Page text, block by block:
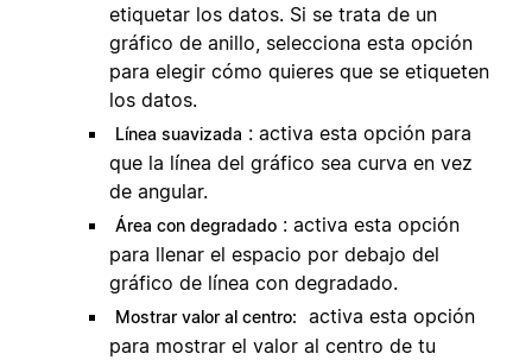
etiquetar los datos. Si se trata de un
gráfico de anillo, selecciona esta opción
para elegir cómo quieres que se etiqueten
los datos.
Línea suavizada : activa esta opción para
que la línea del gráfico sea curva en vez
de angular.
Área con degradado : activa esta opción
para llenar el espacio por debajo del
gráfico de línea con degradado.
Mostrar valor al centro:
activa esta opción
para mostrar el valor al centro de tu